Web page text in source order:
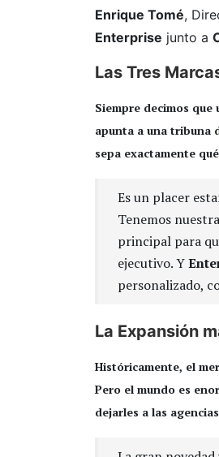
Enrique Tomé,
Enterprise junto a
Las Tres
Siempre decimos
apunta a una tribuna
sepa exactamente
Es un placer
Tenemos
principal para
ejecutivo. Y
personalizado,
La Expansión
Históricamente, el
Pero el mundo es
dejarles a las